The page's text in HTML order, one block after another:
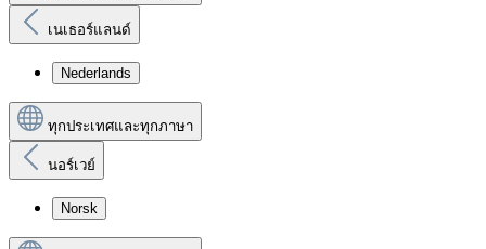
เนเธอร์แลนด์
Nederlands
ทุกประเทศและทุกภาษา
นอร์เวย์
Norsk